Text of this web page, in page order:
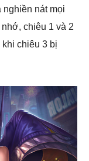
nghiền nát mọi
chiêu 1 và 2
chiêu 3 bị